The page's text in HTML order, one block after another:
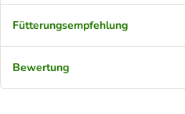
Fütterungsempfehlung
Bewertung